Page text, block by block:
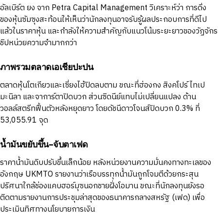
อัลเบิร์ต ยง จาก Petra Capital Management วิเคราะห์ว่า การดิ่ง
ของหุ้นซัมซุงสะท้อนให้เห็นว่านักลงทุนอาจรับรู้ผลประกอบการที่ดีไป
แล้วในราคาหุ้น และกำลังให้ความสำคัญกับแนวโน้มระยะยาวของวัฏจักร
ชิปหน่วยความจำมากกว่า
ภาพรวมตลาดเอเชียปะปน
ตลาดหุ้นโตเกียวและเซี่ยงไฮ้ปิดลบตาม ขณะที่ฮ่องกง สิงคโปร์ ไทเป
มะนิลา และจาการ์ตาปิดบวก ส่วนซิดนีย์แทบไม่เปลี่ยนแปลง ด้าน
วอลล์สตรีทฟื้นตัวหลังหยุดยาว โดยดัชนีดาวโจนส์ปิดบวก 0.3% ที่
53,055.91 จุด
น้ำมันขยับขึ้น-จับตาเฟด
ราคาน้ำมันดิบปรับขึ้นเล็กน้อย หลังหน่วยงานความมั่นคงทางทะเลของ
อังกฤษ UKMTO รายงานว่าเรือบรรทุกน้ำมันถูกโจมตีด้วยกระสุน
ปริศนาใกล้ช่องแคบฮอร์มุซนอกชายฝั่งโอมาน ขณะที่นักลงทุนยังรอ
ติดตามรายงานการประชุมล่าสุดของธนาคารกลางสหรัฐ (เฟด) เพื่อ
ประเมินทิศทางนโยบายการเงิน